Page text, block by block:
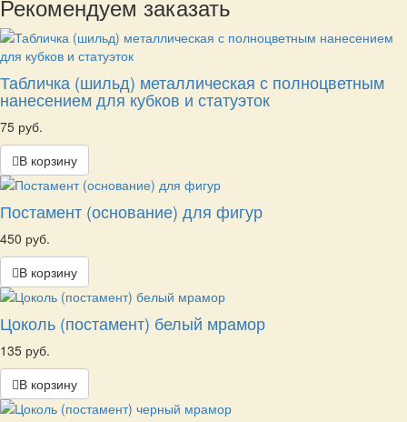
Рекомендуем заказать
Табличка (шильд) металлическая с полноцветным
нанесением для кубков и статуэток
75 руб.
В корзину
Постамент (основание) для фигур
450 руб.
В корзину
Цоколь (постамент) белый мрамор
135 руб.
В корзину